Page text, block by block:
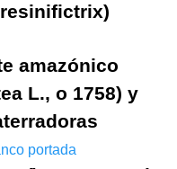
amazónico
L., o 1758) y